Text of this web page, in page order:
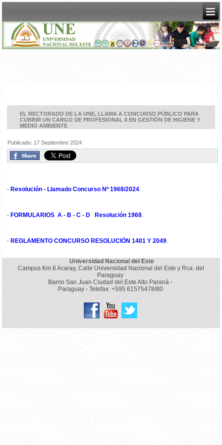
EL RECTORADO DE LA UNE, LLAMA A CONCURSO PÚBLICO PARA
CUBRIR UN CARGO DE PROFESIONAL II EN GESTIÓN DE HIGIENE Y
MEDIO AMBIENTE
Publicado: 17 Septiembre 2024
- Resolución - Llamado Concurso Nº 1968/2024.
- FORMULARIOS A - B - C - D Resolución 1968.
- REGLAMENTO CONCURSO RESOLUCIÓN 1401 Y 2049.
Universidad Nacional del Este
Campus Km 8 Acaray, Calle Universidad Nacional del Este y Rca. del
Paraguay
Barrio San Juan Ciudad del Este Alto Paraná -
Paraguay - Telefax: +595 61575478/80